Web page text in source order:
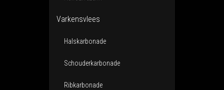
Varkensvlees
Halskarbonade
Schouderkarbonade
Ribkarbonade